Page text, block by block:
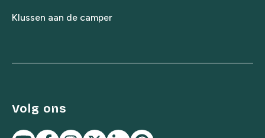
Klussen aan de camper
Volg ons